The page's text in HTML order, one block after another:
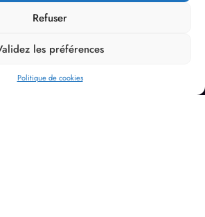
Refuser
les préférences
Politique de cookies